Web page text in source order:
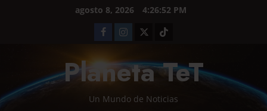
agosto 8, 2026 4:26:53 PM
Planeta TeT
Un Mundo de Noticias